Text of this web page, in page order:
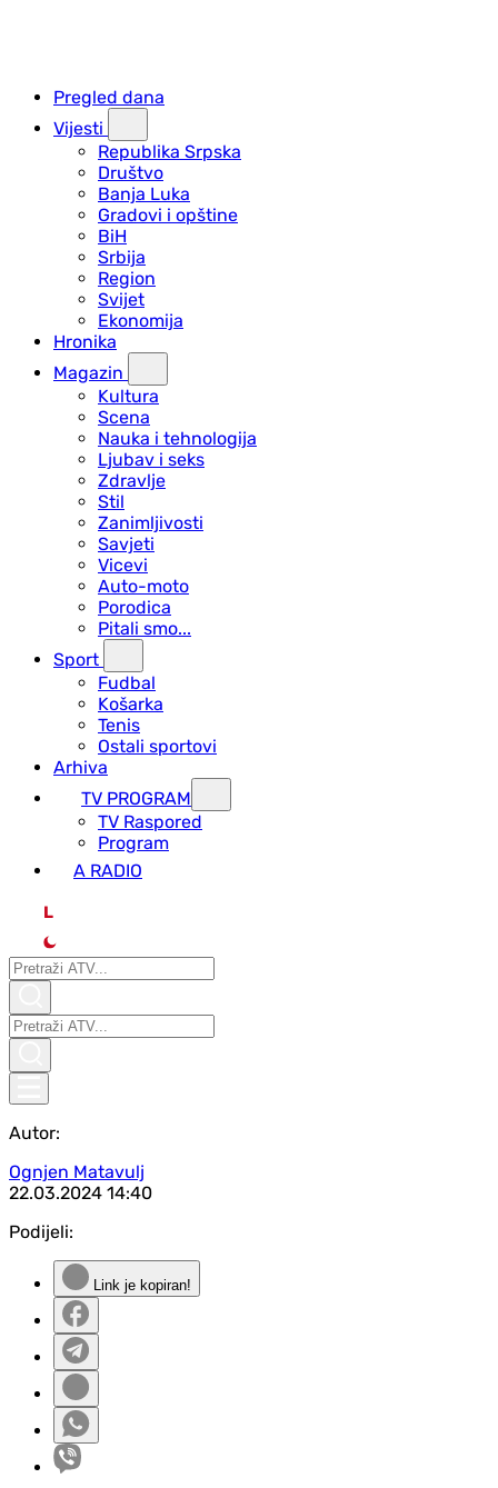
Pregled dana
Vijesti
Republika Srpska
Društvo
Banja Luka
Gradovi i opštine
BiH
Srbija
Region
Svijet
Ekonomija
Hronika
Magazin
Kultura
Scena
Nauka i tehnologija
Ljubav i seks
Zdravlje
Stil
Zanimljivosti
Savjeti
Vicevi
Auto-moto
Porodica
Pitali smo...
Sport
Fudbal
Košarka
Tenis
Ostali sportovi
Arhiva
TV PROGRAM
ТV Raspored
Program
A RADIO
L
Autor:
Ognjen Matavulj
22.03.2024 14:40
Podijeli:
Link je kopiran!